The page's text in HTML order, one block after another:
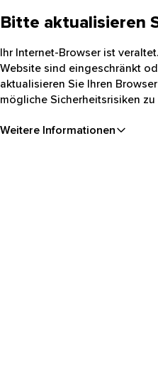
Bitte aktualisieren
Ihr Internet-Browser ist
Website sind eingeschränkt
aktualisieren Sie Ihren
mögliche Sicherheitsrisiken zu
Weitere Informationen